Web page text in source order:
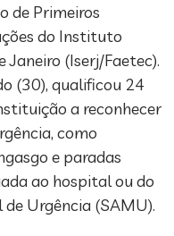
de Primeiros
do Instituto
Janeiro (Iserj/Faetec).
(30), qualificou 24
a reconhecer
como
e paradas
ao hospital ou do
Urgência (SAMU).